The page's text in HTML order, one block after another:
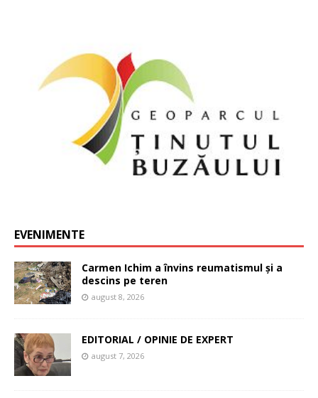
EVENIMENTE
Carmen Ichim a învins reumatismul și a
descins pe teren
august 8, 2026
EDITORIAL / OPINIE DE EXPERT
august 7, 2026